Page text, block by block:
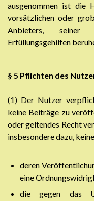
ausgenommen ist die
vorsätzlichen oder
Anbieters, seiner
Erfüllungsgehilfen
§ 5 Pflichten des
(1) Der Nutzer
keine Beiträge zu
oder geltendes Recht
insbesondere dazu,
deren
eine
die gegen das